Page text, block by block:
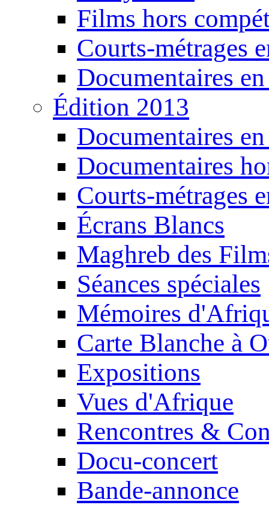
Films hors
Courts-métrages
Documentaires
Édition 2013
Documentaires
Documentaires
Courts-métrages
Écrans Blancs
Maghreb des
Séances spéciales
Mémoires
Carte Blanche à
Expositions
Vues d'Afrique
Rencontres &
Docu-concert
Bande-annonce